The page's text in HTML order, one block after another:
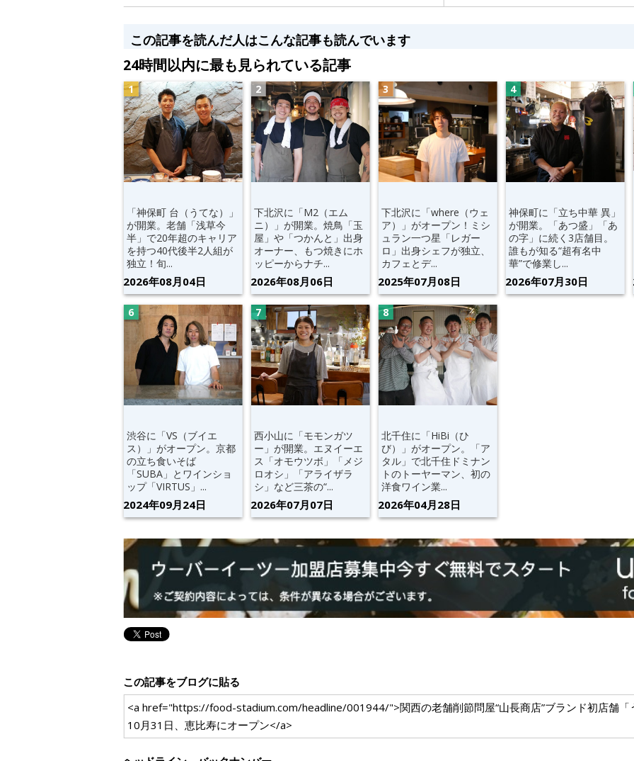
この記事を読んだ人はこんな記事も読んでいます
24時間以内に最も見られている記事
「神保町 台（うてな）」
が開業。老舗「浅草今
半」で20年超のキャリア
を持つ40代後半2人組が
独立！旬...
2026年08月04日
下北沢に「M2（エム
ニ）」が開業。焼鳥「玉
屋」や「つかんと」出身
オーナー、もつ焼きにホ
ッピーからナチ...
2026年08月06日
下北沢に「where（ウェ
ア）」がオープン！ミシ
ュラン一つ星「レガー
ロ」出身シェフが独立、
カフェとデ...
2025年07月08日
神保町に「立ち中華 異」
が開業。「あつ盛」「あ
の字」に続く3店舗目。
誰もが知る“超有名中
華”で修業し...
2026年07月30日
渋谷に「VS（ブイエ
ス）」がオープン。京都
の立ち食いそば
「SUBA」とワインショ
ップ「VIRTUS」...
2024年09月24日
西小山に「モモンガツ
ー」が開業。エヌイーエ
ス「オモウツボ」「メジ
ロオシ」「アライザラ
シ」など三茶の“...
2026年07月07日
北千住に「HiBi（ひ
び）」がオープン。「ア
タル」で北千住ドミナン
トのトーヤーマン、初の
洋食ワイン業...
2026年04月28日
この記事をブログに貼る
<a href="https://food-stadium.com/headline/001944/">関西の老舗削節問屋“山長商店”ブランド初店舗「
10月31日、恵比寿にオープン</a>